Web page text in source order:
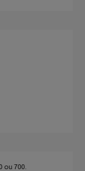
ou 700.